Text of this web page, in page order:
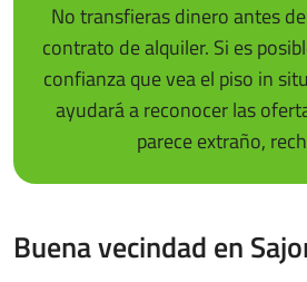
No transfieras dinero antes
contrato de alquiler. Si es
confianza que vea el piso in
ayudará a reconocer las
parece extraño,
Buena vecindad en